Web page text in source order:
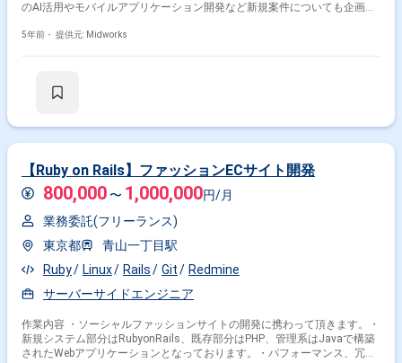
のAI活用やモバイルアプリケーション開発など新規案件についても企画／
しています！ ■具体的な作業内容 ・プロダクトの企画・改善 ・Webアプリ
5年前・ 提供元: Midworks
【Ruby on Rails】ファッションECサイト開発
800,000 〜 1,000,000円/月
業務委託(フリーランス)
東京都
青山一丁目駅
Ruby
Linux Rails Git
Redmine
サーバーサイドエンジニア
作業内容 ・ソーシャルファッションサイトの開発に携わって頂きます。・
新規システム部分はRubyonRails、既存部分はPHP、管理系はJavaで構築
されたWebアプリケーションとなっております。・パフォーマンス、冗長